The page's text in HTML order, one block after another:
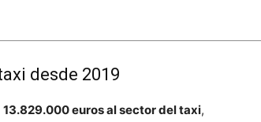
desde 2019
13.829.000 euros al sector del taxi,